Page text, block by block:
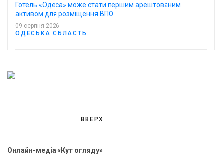
Готель «Одеса» може стати першим арештованим
активом для розміщення ВПО
09 серпня 2026
ОДЕСЬКА ОБЛАСТЬ
ВВЕРХ
Онлайн-медіа «Кут огляду»